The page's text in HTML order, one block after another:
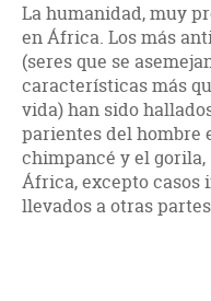
La humanidad, muy
en África. Los más
(seres que se
características más
vida) han sido
parientes del hombre
chimpancé y el
África, excepto casos
llevados a otras